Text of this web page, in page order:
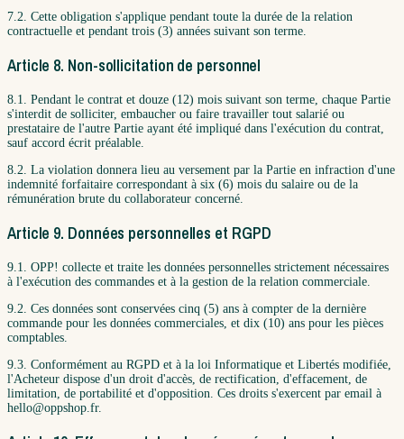
7.2. Cette obligation s'applique pendant toute la durée de la relation
contractuelle et pendant trois (3) années suivant son terme.
Article 8. Non-sollicitation de personnel
8.1. Pendant le contrat et douze (12) mois suivant son terme, chaque Partie
s'interdit de solliciter, embaucher ou faire travailler tout salarié ou
prestataire de l'autre Partie ayant été impliqué dans l'exécution du contrat,
sauf accord écrit préalable.
8.2. La violation donnera lieu au versement par la Partie en infraction d'une
indemnité forfaitaire correspondant à six (6) mois du salaire ou de la
rémunération brute du collaborateur concerné.
Article 9. Données personnelles et RGPD
9.1. OPP! collecte et traite les données personnelles strictement nécessaires
à l'exécution des commandes et à la gestion de la relation commerciale.
9.2. Ces données sont conservées cinq (5) ans à compter de la dernière
commande pour les données commerciales, et dix (10) ans pour les pièces
comptables.
9.3. Conformément au RGPD et à la loi Informatique et Libertés modifiée,
l'Acheteur dispose d'un droit d'accès, de rectification, d'effacement, de
limitation, de portabilité et d'opposition. Ces droits s'exercent par email à
hello@oppshop.fr.